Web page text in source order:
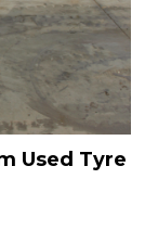
Used Tyre